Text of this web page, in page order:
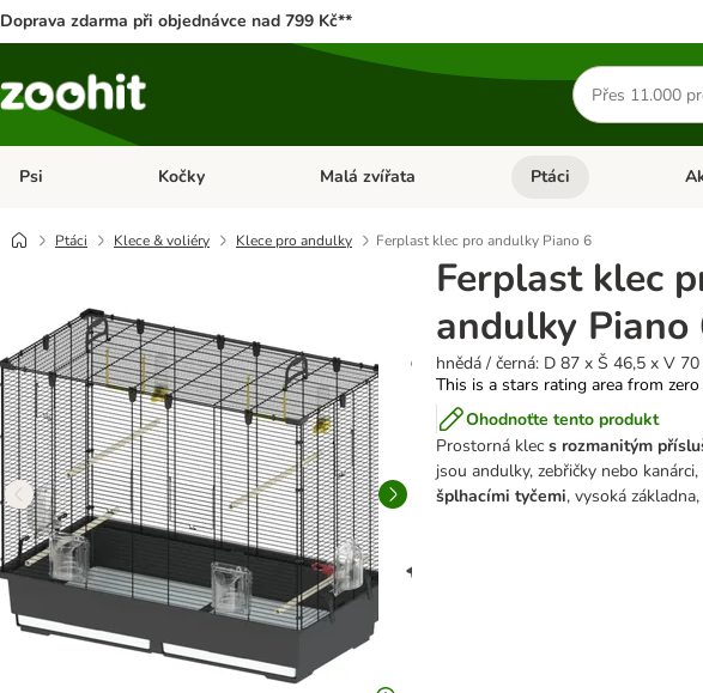
Doprava zdarma při objednávce nad 799 Kč**
Hledat
produkty
Psi Otevřít menu: Psi
Kočky Otevřít menu: Kočky
Malá zvířata Otevřít menu: Malá
Ptáci
Ptáci Klece & voliéry Klece pro andulky Ferplast klec pro andulky Piano 6
Ferplast klec
andulky Piano
hnědá / černá: D 87 x Š 46,5 x V 70
This is a stars rating area from
Ohodnoťte tento produkt
Prostorná klecs rozmanitým
jsou andulky, zebřičky nebo kanárci,
šplhacími tyčemi, vysoká